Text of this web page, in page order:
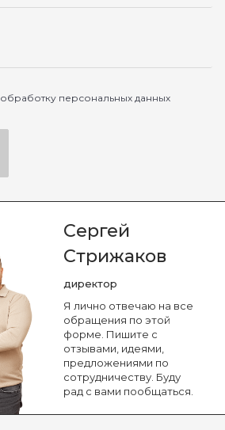
обработку персональных данных
Сергей
Стрижаков
директор
Я лично отвечаю на все
обращения по этой
форме. Пишите с
отзывами, идеями,
предложениями по
сотрудничеству. Буду
рад с вами пообщаться.